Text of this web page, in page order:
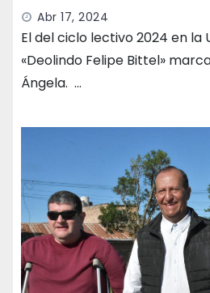
Abr 17, 2024
El del ciclo lectivo 2024 en la
«Deolindo Felipe Bittel»
Ángela. …